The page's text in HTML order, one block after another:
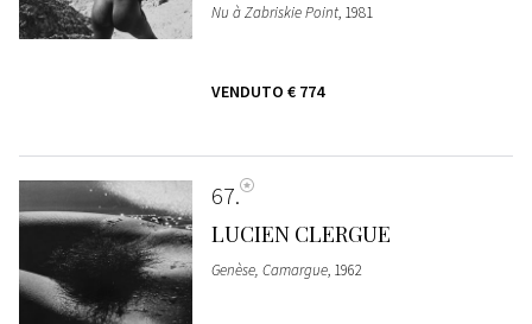
Nu à Zabriskie Point, 1981
VENDUTO € 774
67
LUCIEN CLERGUE
Genèse, Camargue, 1962